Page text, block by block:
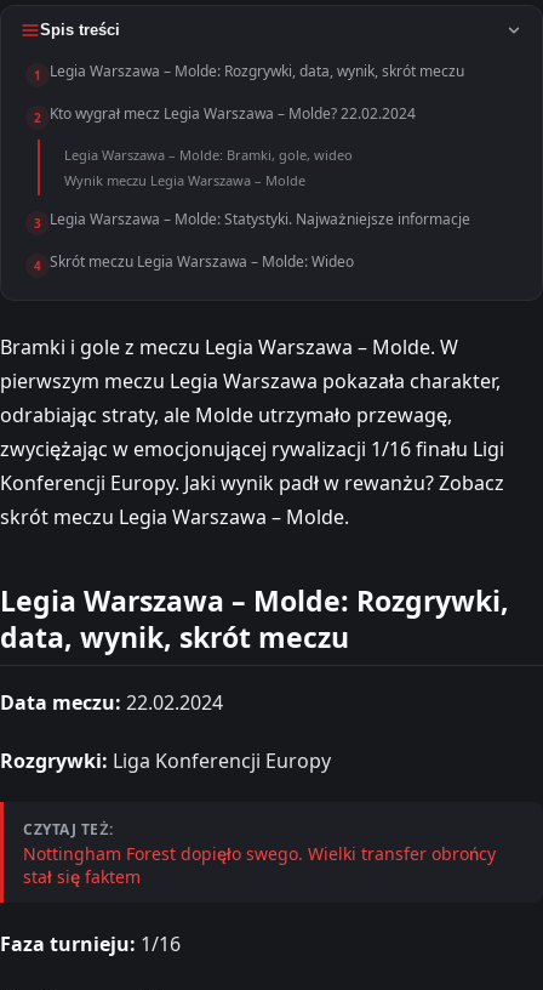
Spis treści
1 Legia Warszawa – Molde: Rozgrywki, data, wynik, skrót meczu
2 Kto wygrał mecz Legia Warszawa – Molde? 22.02.2024
Legia Warszawa – Molde: Bramki, gole, wideo
Wynik meczu Legia Warszawa – Molde
3 Legia Warszawa – Molde: Statystyki. Najważniejsze informacje
4 Skrót meczu Legia Warszawa – Molde: Wideo
Bramki i gole z meczu Legia Warszawa – Molde. W
pierwszym meczu Legia Warszawa pokazała charakter,
odrabiając straty, ale Molde utrzymało przewagę,
zwyciężając w emocjonującej rywalizacji 1/16 finału Ligi
Konferencji Europy. Jaki wynik padł w rewanżu? Zobacz
skrót meczu Legia Warszawa – Molde.
Legia Warszawa – Molde: Rozgrywki,
data, wynik, skrót meczu
Data meczu: 22.02.2024
Rozgrywki: Liga Konferencji Europy
CZYTAJ TEŻ:
Nottingham Forest dopięło swego. Wielki transfer obrońcy
stał się faktem
Faza turnieju: 1/16